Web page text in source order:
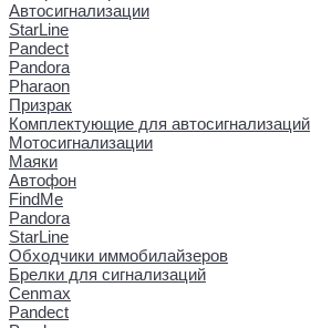
Автосигнализации
StarLine
Pandect
Pandora
Pharaon
Призрак
Комплектующие для автосигнализаций
Мотосигнализации
Маяки
Автофон
FindMe
Pandora
StarLine
Обходчики иммобилайзеров
Брелки для сигнализаций
Cenmax
Pandect